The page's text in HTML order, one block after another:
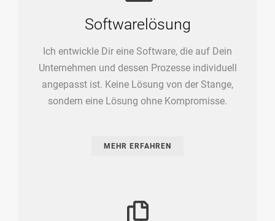
Softwarelösung
Ich entwickle Dir eine Software, die auf Dein
Unternehmen und dessen Prozesse individuell
angepasst ist. Keine Lösung von der Stange,
sondern eine Lösung ohne Kompromisse.
MEHR ERFAHREN